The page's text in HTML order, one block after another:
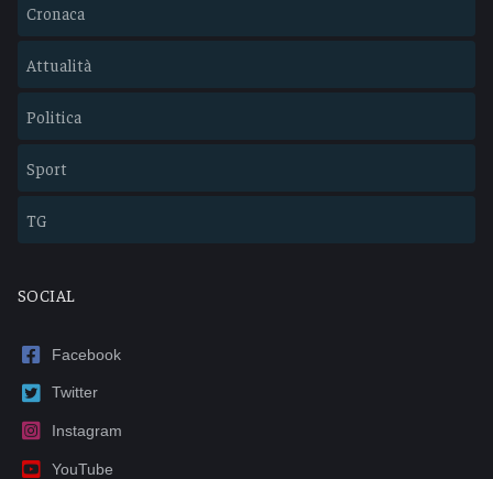
Cronaca
Attualità
Politica
Sport
TG
SOCIAL
Facebook
Twitter
Instagram
YouTube